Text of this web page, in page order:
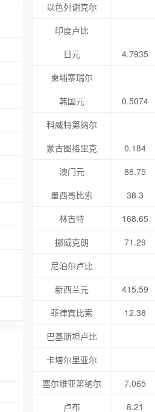
以色列谢克尔
印度卢比
日元
4.7935
柬埔寨瑞尔
韩国元
0.5074
科威特第纳尔
蒙古图格里克
0.184
澳门元
88.75
墨西哥比索
38.3
林吉特
168.65
挪威克朗
71.29
尼泊尔卢比
新西兰元
415.59
菲律宾比索
12.38
巴基斯坦卢比
卡塔尔里亚尔
塞尔维亚第纳尔
7.065
卢布
8.21